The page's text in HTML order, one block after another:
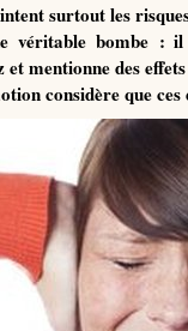
surtout les
bombe : il
mentionne des
considère que